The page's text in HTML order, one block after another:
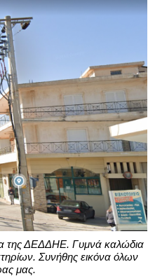
της ΔΕΔΔΗΕ. Γυμνά καλώδια
Συνήθης εικόνα όλων
μας.